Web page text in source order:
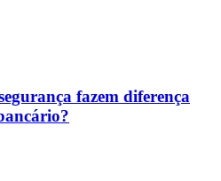
fazem diferença